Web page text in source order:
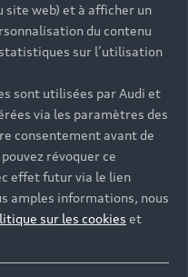
site web) et à afficher un
du contenu
sur l’utilisation
sont utilisées par Audi et
via les paramètres des
consentement avant de
révoquer ce
effet futur via le lien
amples informations, nous
sur les cookies et